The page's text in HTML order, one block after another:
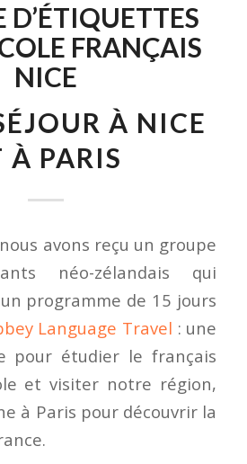
D’ÉTIQUETTES
FRANÇAIS
NICE
À NICE
À PARIS
avons reçu un groupe
néo-zélandais qui
programme de 15 jours
Language Travel : une
pour étudier le français
et visiter notre région,
à Paris pour découvrir la